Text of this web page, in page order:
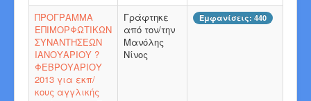
ΠΡΟΓΡΑΜΜΑ
ΕΠΙΜΟΡΦΩΤΙΚΩΝ
ΣΥΝΑΝΤΗΣΕΩΝ
ΙΑΝΟΥΑΡΙΟΥ ?
ΦΕΒΡΟΥΑΡΙΟΥ
2013 για εκπ/
κους αγγλικής
Γράφτηκε
από τον/την
Μανόλης
Νίνος
Εμφανίσεις: 440